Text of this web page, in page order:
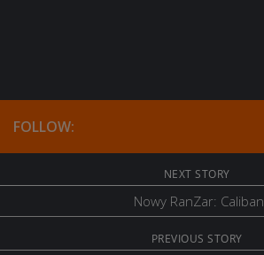
FOLLOW:
NEXT STORY
Nowy RanZar: Caliban
PREVIOUS STORY